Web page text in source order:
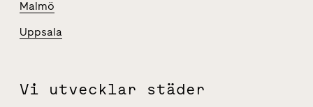
Malmö
Uppsala
Vi utvecklar städer